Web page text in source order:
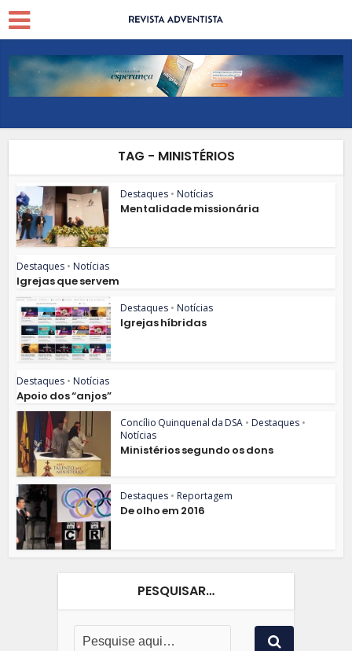
TAG - MINISTÉRIOS
Destaques • Notícias
Mentalidade missionária
Destaques • Notícias
Igrejas que servem
Destaques • Notícias
Igrejas híbridas
Destaques • Notícias
Apoio dos “anjos”
Concílio Quinquenal da DSA • Destaques •
Notícias
Ministérios segundo os dons
Destaques • Reportagem
De olho em 2016
PESQUISAR…